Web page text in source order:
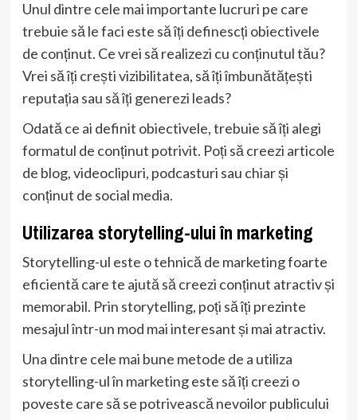
Unul dintre cele mai importante lucruri pe care
trebuie să le faci este să îți definescți obiectivele
de conținut. Ce vrei să realizezi cu conținutul tău?
Vrei să îți crești vizibilitatea, să îți îmbunătățești
reputația sau să îți generezi leads?
Odată ce ai definit obiectivele, trebuie să îți alegi
formatul de conținut potrivit. Poți să creezi articole
de blog, videoclipuri, podcasturi sau chiar și
conținut de social media.
Utilizarea storytelling-ului în marketing
Storytelling-ul este o tehnică de marketing foarte
eficientă care te ajută să creezi conținut atractiv și
memorabil. Prin storytelling, poți să îți prezinte
mesajul într-un mod mai interesant și mai atractiv.
Una dintre cele mai bune metode de a utiliza
storytelling-ul în marketing este să îți creezi o
poveste care să se potrivească nevoilor publicului